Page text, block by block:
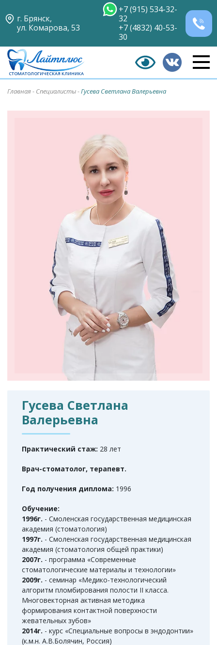
г. Брянск,
ул. Комарова, 53
+7 (915) 534-32-
32
+7 (4832) 40-53-
30
СТОМАТОЛОГИЧЕСКАЯ КЛИНИКА
Главная- Специалисты-Гусева Светлана Валерьевна
Гусева Светлана
Валерьевна
Практический стаж: 28 лет
Врач-стоматолог, терапевт.
Год получения диплома: 1996
Обучение:
1996г. - Смоленская государственная медицинская
академия (стоматология)
1997г. - Смоленская государственная медицинская
академия (стоматология общей практики)
2007г. - программа «Современные
стоматологические материалы и технологии»
2009г. - семинар «Медико-технологический
алгоритм пломбирования полости II класса.
Многовекторная активная методика
формирования контактной поверхности
жевательных зубов»
2014г. - курс «Специальные вопросы в эндодонтии»
(к.м.н. А.В.Болячин, Россия)